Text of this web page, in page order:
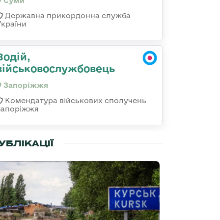
Державна прикордонна служба
Запоріжжя
Комендатура військових сполучень